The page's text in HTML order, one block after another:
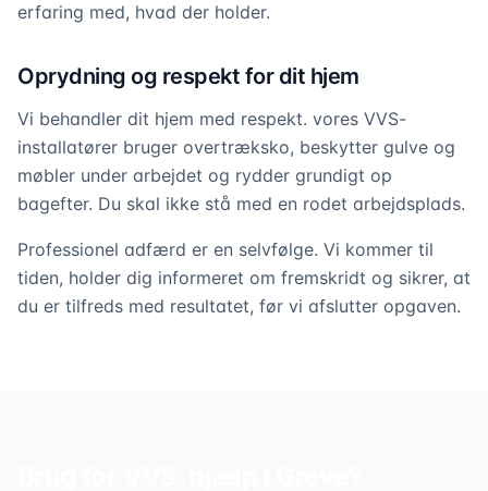
erfaring med, hvad der holder.
Oprydning og respekt for dit hjem
Vi behandler dit hjem med respekt. vores VVS-
installatører bruger overtræksko, beskytter gulve og
møbler under arbejdet og rydder grundigt op
bagefter. Du skal ikke stå med en rodet arbejdsplads.
Professionel adfærd er en selvfølge. Vi kommer til
tiden, holder dig informeret om fremskridt og sikrer, at
du er tilfreds med resultatet, før vi afslutter opgaven.